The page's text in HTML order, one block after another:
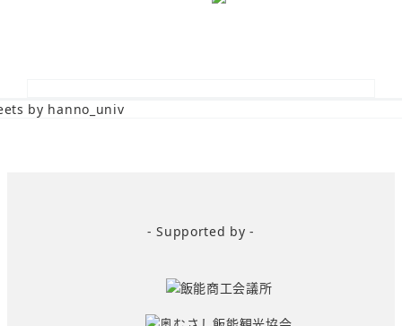
by hanno_univ
- Supported by -